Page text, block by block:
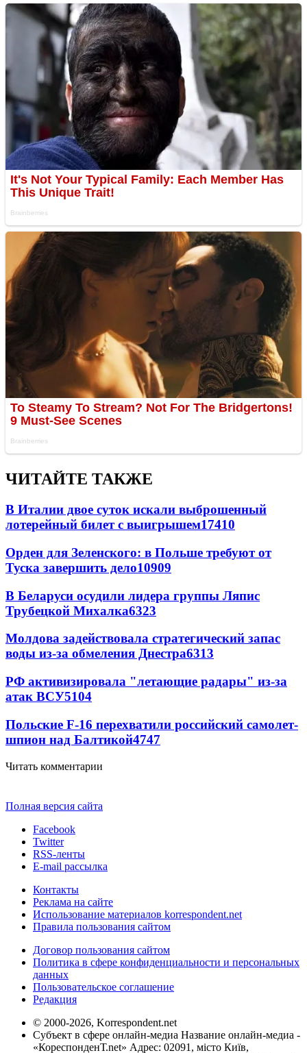
ЧИТАЙТЕ ТАКЖЕ
В Италии двое суток искали выброшенный
лотерейный билет с выигрышем17410
Орден для Зеленского: в Польше требуют от
Туска завершить дело10909
В Беларуси осудили лидера группы Ляпис
Трубецкой Михалка6323
Молдова задействовала стратегический запас
воды из-за обмеления Днестра6313
РФ активизировала "летающие радары" из-за
атак ВСУ5104
Польские F-16 перехватили российский самолет-
шпион над Балтикой4747
Читать комментарии
Полная версия сайта
Facebook
Twitter
RSS-ленты
E-mail рассылка
Контакты
Реклама на сайте
Использование материалов korrespondent.net
Правила пользования сайтом
Договор пользования сайтом
Политика в сфере конфиденциальности и персональных
данных
Пользовательское соглашение
Редакция
© 2000-2026, Korrespondent.net
Субъект в сфере онлайн-медиа Название онлайн-медиа -
«КореспонденТ.net» Адрес: 02091, місто Київ,